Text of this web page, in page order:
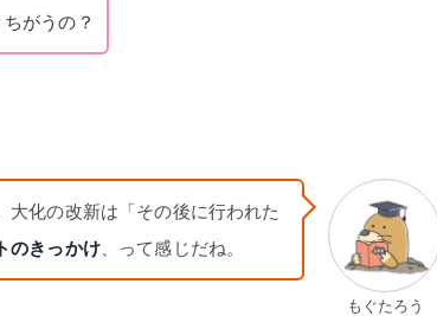
がうの？
もぐたろう
化の改新は「その後に行われた
のきっかけ、って感じだね。